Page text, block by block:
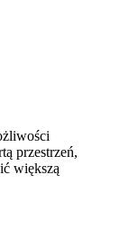
przestrzeń,
większą